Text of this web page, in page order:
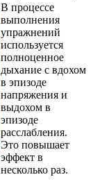
В процессе
выполнения
упражнений
используется
полноценное
дыхание с вдохом
в эпизоде
напряжения и
выдохом в
эпизоде
расслабления.
Это повышает
эффект в
несколько раз.